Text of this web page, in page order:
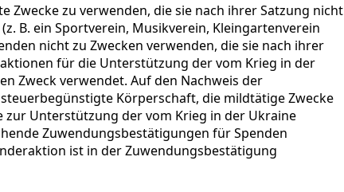
zu verwenden, die sie nach ihrer Satzung nicht
B. ein Sportverein, Musikverein, Kleingartenverein
nicht zu Zwecken verwenden, die sie nach ihrer
für die Unterstützung der vom Krieg in der
Zweck verwendet. Auf den Nachweis der
Körperschaft, die mildtätige Zwecke
zur Unterstützung der vom Krieg in der Ukraine
Zuwendungsbestätigungen für Spenden
ist in der Zuwendungsbestätigung